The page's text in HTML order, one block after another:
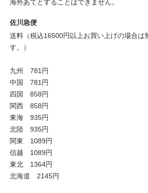
海外あてとすることはできません。
佐川急便
送料（税込16500円以上お買い上げの場合は
す。）
九州 781円
中国 781円
四国 858円
関西 858円
東海 935円
北陸 935円
関東 1089円
信越 1089円
東北 1364円
北海道 2145円